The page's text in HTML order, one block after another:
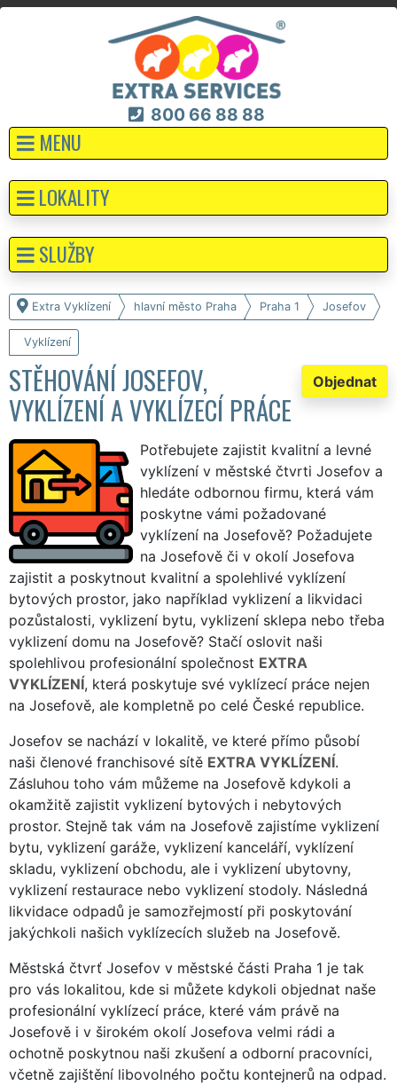
800 66 88 88
MENU
Extra Vyklízení hlavní město Praha Praha 1 Josefov
Vyklízení
Objednat
STĚHOVÁNÍ JOSEFOV,
VYKLÍZENÍ A VYKLÍZECÍ PRÁCE
Potřebujete zajistit kvalitní a levné
vyklízení v městské čtvrti Josefov a
hledáte odbornou firmu, která vám
poskytne vámi požadované
vyklízení na Josefově? Požadujete
na Josefově či v okolí Josefova
zajistit a poskytnout kvalitní a spolehlivé vyklízení
bytových prostor, jako například vyklizení a likvidaci
pozůstalosti, vyklizení bytu, vyklizení sklepa nebo třeba
vyklizení domu na Josefově? Stačí oslovit naši
spolehlivou profesionální společnost EXTRA
VYKLÍZENÍ, která poskytuje své vyklízecí práce nejen
na Josefově, ale kompletně po celé České republice.
Josefov se nachází v lokalitě, ve které přímo působí
naši členové franchisové sítě EXTRA VYKLÍZENÍ.
Zásluhou toho vám můžeme na Josefově kdykoli a
okamžitě zajistit vyklizení bytových i nebytových
prostor. Stejně tak vám na Josefově zajistíme vyklizení
bytu, vyklizení garáže, vyklizení kanceláří, vyklízení
skladu, vyklizení obchodu, ale i vyklizení ubytovny,
vyklizení restaurace nebo vyklizení stodoly. Následná
likvidace odpadů je samozřejmostí při poskytování
jakýchkoli našich vyklízecích služeb na Josefově.
Městská čtvrť Josefov v městské části Praha 1 je tak
pro vás lokalitou, kde si můžete kdykoli objednat naše
profesionální vyklízecí práce, které vám právě na
Josefově i v širokém okolí Josefova velmi rádi a
ochotně poskytnou naši zkušení a odborní pracovníci,
včetně zajištění libovolného počtu kontejnerů na odpad.
LOKALITY
SLUŽBY